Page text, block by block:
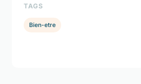
TAGS
Bien-etre